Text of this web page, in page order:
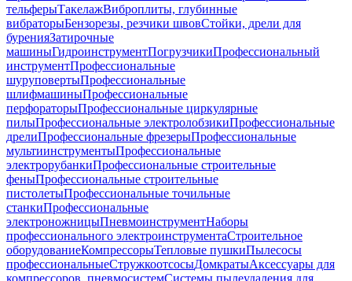
тельферыТакелажВиброплиты, глубинные
вибраторыБензорезы, резчики швовСтойки, дрели для
буренияЗатирочные
машиныГидроинструментПогрузчикиПрофессиональный
инструментПрофессиональные
шуруповертыПрофессиональные
шлифмашиныПрофессиональные
перфораторыПрофессиональные циркулярные
пилыПрофессиональные электролобзикиПрофессиональные
дрелиПрофессиональные фрезерыПрофессиональные
мультиинструментыПрофессиональные
электрорубанкиПрофессиональные строительные
феныПрофессиональные строительные
пистолетыПрофессиональные точильные
станкиПрофессиональные
электроножницыПневмоинструментНаборы
профессионального электроинструментаСтроительное
оборудованиеКомпрессорыТепловые пушкиПылесосы
профессиональныеСтружкоотсосыДомкратыАксессуары для
компрессоров, пневмосистемСистемы пылеудаления для